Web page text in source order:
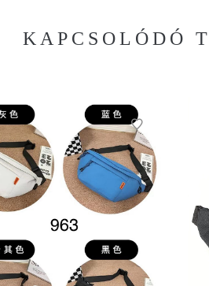
KAPCSOLÓDÓ